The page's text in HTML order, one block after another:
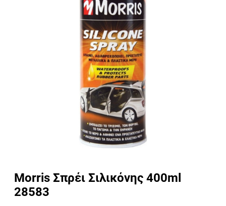
Morris Σπρέι Σιλικόνης 400ml
28583